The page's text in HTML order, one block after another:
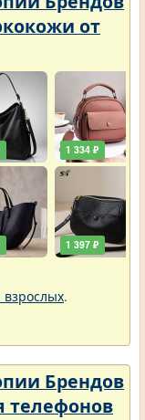
от
1 334 ₽
1 397 ₽
.
Брендов
телефонов